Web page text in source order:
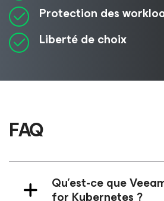
Protection des
Liberté de choix
FAQ
Qu’est-ce que